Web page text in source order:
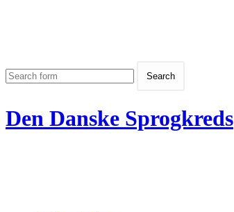
Den Danske Sprogkreds